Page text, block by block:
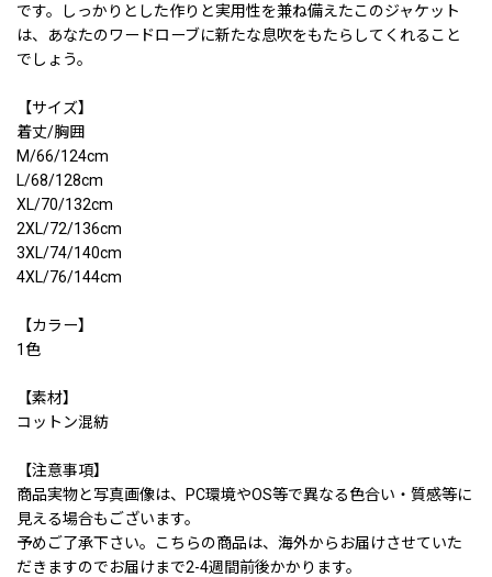
です。しっかりとした作りと実用性を兼ね備えたこのジャケット
は、あなたのワードローブに新たな息吹をもたらしてくれること
でしょう。
【サイズ】
着丈/胸囲
M/66/124cm
L/68/128cm
XL/70/132cm
2XL/72/136cm
3XL/74/140cm
4XL/76/144cm
【カラー】
1色
【素材】
コットン混紡
【注意事項】
商品実物と写真画像は、PC環境やOS等で異なる色合い・質感等に
見える場合もございます。
予めご了承下さい。こちらの商品は、海外からお届けさせていた
だきますのでお届けまで2-4週間前後かかります。